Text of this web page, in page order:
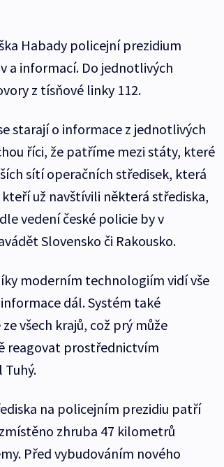
Habady policejní prezidium
a informací. Do jednotlivých
z tísňové linky 112.
starají o informace z jednotlivých
říci, že patříme mezi státy, které
sítí operačních středisek, která
už navštívili některá střediska,
vedení české policie by v
Slovensko či Rakousko.
moderním technologiím vidí vše
dál. Systém také
všech krajů, což prý může
reagovat prostřednictvím
na policejním prezidiu patří
zhruba 47 kilometrů
Před vybudováním nového